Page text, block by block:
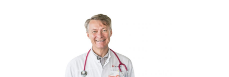
POZOSTAŁA DZIAŁALNOŚĆ SZPITALA
DLA PACJENTA